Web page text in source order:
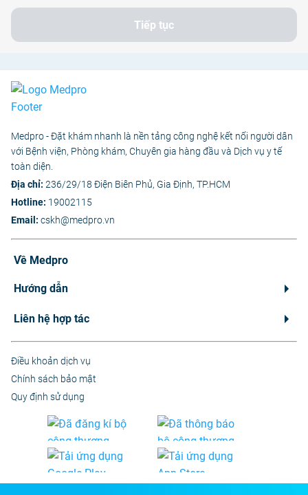
Tiếp tục
Medpro - Đặt khám nhanh là nền tảng công nghệ kết nối người dân
với Bệnh viện, Phòng khám, Chuyên gia hàng đầu và Dịch vụ y tế
toàn diện.
Địa chỉ: 236/29/18 Điện Biên Phủ, Gia Định, TP.HCM
Hotline: 19002115
Email: cskh@medpro.vn
Về Medpro
Hướng dẫn
Liên hệ hợp tác
Điều khoản dịch vụ
Chính sách bảo mật
Quy định sử dụng